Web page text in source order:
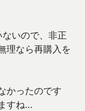
いので、非正
理なら再購入を
かったのです
すね…